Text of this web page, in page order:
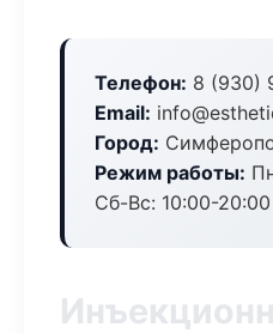
Телефон: 8 (930)
Email:
Город:
Режим работы:
Сб-Вс: 10:00-20:00